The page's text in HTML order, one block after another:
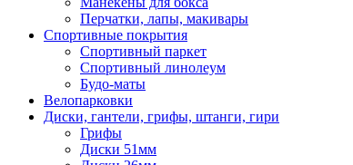
Перчатки, лапы, макивары
Спортивные покрытия
Спортивный паркет
Спортивный линолеум
Будо-маты
Велопарковки
Диски, гантели, грифы, штанги, гири
Грифы
Диски 51мм